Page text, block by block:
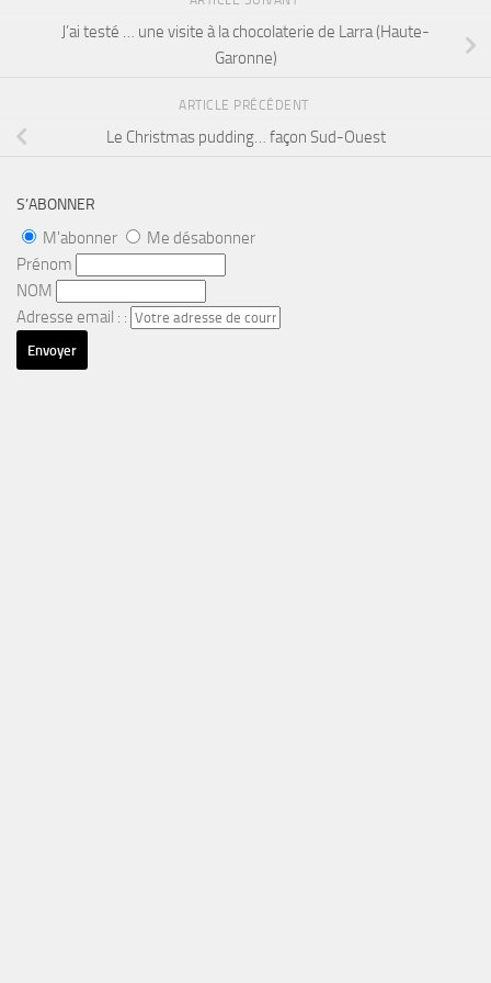
J’ai testé … une visite à la chocolaterie de Larra (Haute-
Garonne)
ARTICLE PRÉCÉDENT
Le Christmas pudding… façon Sud-Ouest
S’ABONNER
M'abonner
Me désabonner
Prénom
NOM
Adresse email : :